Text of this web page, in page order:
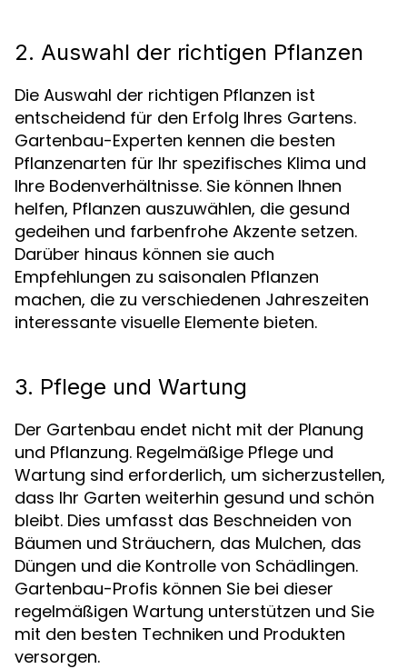
2. Auswahl der richtigen Pflanzen
Die Auswahl der richtigen Pflanzen ist
entscheidend für den Erfolg Ihres Gartens.
Gartenbau-Experten kennen die besten
Pflanzenarten für Ihr spezifisches Klima und
Ihre Bodenverhältnisse. Sie können Ihnen
helfen, Pflanzen auszuwählen, die gesund
gedeihen und farbenfrohe Akzente setzen.
Darüber hinaus können sie auch
Empfehlungen zu saisonalen Pflanzen
machen, die zu verschiedenen Jahreszeiten
interessante visuelle Elemente bieten.
3. Pflege und Wartung
Der Gartenbau endet nicht mit der Planung
und Pflanzung. Regelmäßige Pflege und
Wartung sind erforderlich, um sicherzustellen,
dass Ihr Garten weiterhin gesund und schön
bleibt. Dies umfasst das Beschneiden von
Bäumen und Sträuchern, das Mulchen, das
Düngen und die Kontrolle von Schädlingen.
Gartenbau-Profis können Sie bei dieser
regelmäßigen Wartung unterstützen und Sie
mit den besten Techniken und Produkten
versorgen.